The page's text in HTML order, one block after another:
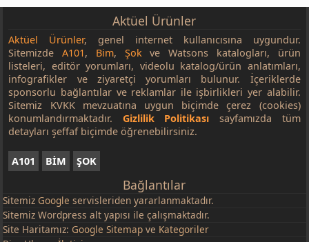
Aktüel Ürünler
Aktüel Ürünler, genel internet kullanıcısına uygundur.
SitemizdeA101, Bim, Şokve Watsons katalogları, ürün
listeleri, editör yorumları, videolu katalog/ürün anlatımları,
infografikler ve ziyaretçi yorumları bulunur. İçeriklerde
sponsorlu bağlantılar ve reklamlar ile işbirlikleri yer alabilir.
Sitemiz KVKK mevzuatına uygun biçimde çerez (cookies)
konumlandırmaktadır. Gizlilik Politikası sayfamızda tüm
detayları şeffaf biçimde öğrenebilirsiniz.
A101 BİM ŞOK
Bağlantılar
Sitemiz Google servisleriden yararlanmaktadır.
Sitemiz Wordpress alt yapısı ile çalışmaktadır.
Site Haritamız: Google Sitemap ve Kategoriler